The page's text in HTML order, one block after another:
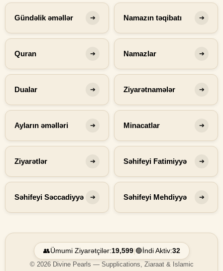
Gündəlik əməllər ➔ Namazın təqibatı ➔
Quran ➔ Namazlar ➔
Dualar ➔ Ziyarətnamələr ➔
Ayların əməlləri ➔ Minacatlar ➔
Ziyarətlər ➔ Səhifeyi Fatimiyyə ➔
Səhifeyi Səccadiyyə ➔ Səhifeyi Mehdiyyə ➔
👥Ümumi Ziyarətçilər:19,599| 🟢 İndi Aktiv:32
© 2026 Divine Pearls — Supplications, Ziaraat & Islamic